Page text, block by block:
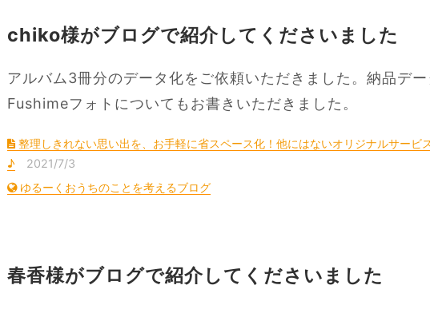
chiko様がブログで紹介してくださいました
アルバム3冊分のデータ化をご依頼いただきました。納品デー
Fushimeフォトについてもお書きいただきました。
整理しきれない思い出を、お手軽に省スペース化！他にはないオリジナルサービ
♪
2021/7/3
ゆるーくおうちのことを考えるブログ
春香様がブログで紹介してくださいました